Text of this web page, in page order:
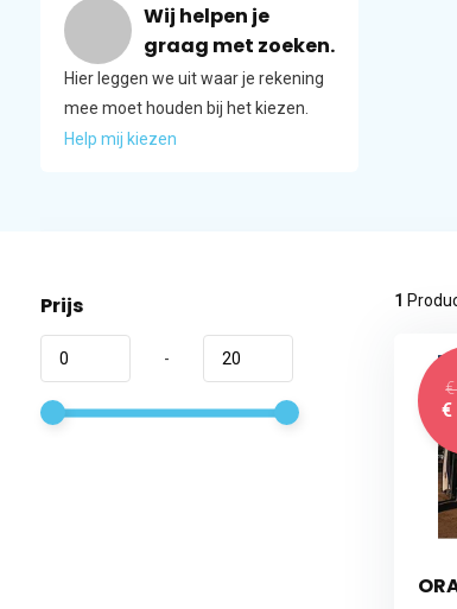
Wij helpen je
graag met zoeken.
Hier leggen we uit waar je rekening
mee moet houden bij het kiezen.
Help mij kiezen
Prijs
-
1
€